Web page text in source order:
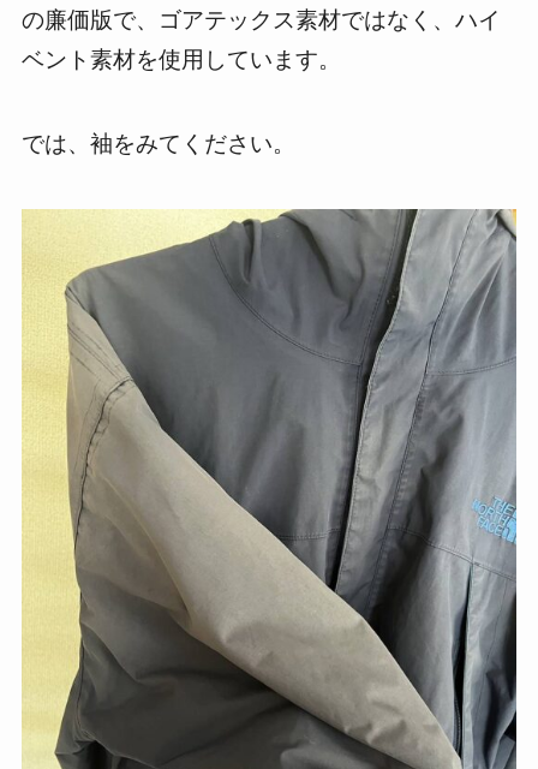
の廉価版で、ゴアテックス素材ではなく、ハイ
ベント素材を使用しています。
では、袖をみてください。